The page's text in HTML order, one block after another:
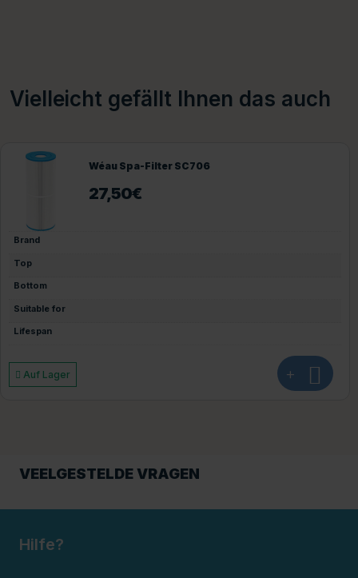
Vielleicht gefällt Ihnen das auch
Wéau Spa-Filter SC706
27,50€
Brand
Top
Bottom
Suitable for
Lifespan
Auf Lager +
VEELGESTELDE VRAGEN
Hilfe?